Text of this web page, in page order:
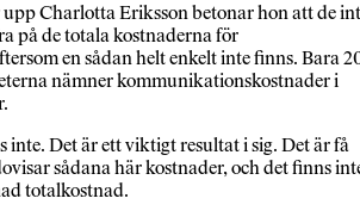
Charlotta Eriksson betonar hon att de
på de totala kostnaderna för
en sådan helt enkelt inte finns. Bara
nämner kommunikationskostnader i
inte. Det är ett viktigt resultat i sig. Det är få
sådana här kostnader, och det finns
totalkostnad.